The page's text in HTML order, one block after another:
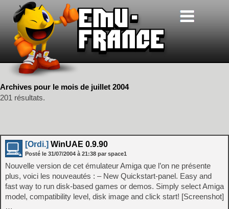
Archives pour le mois de juillet 2004
201 résultats.
[Ordi.] WinUAE 0.9.90
Posté le 31/07/2004 à 21:38 par space1
Nouvelle version de cet émulateur Amiga que l’on ne présente
plus, voici les nouveautés : – New Quickstart-panel. Easy and
fast way to run disk-based games or demos. Simply select Amiga
model, compatibility level, disk image and click start! [Screenshot]
…